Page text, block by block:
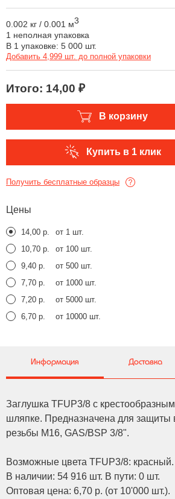
0.002 кг / 0.001 м3
1 неполная упаковка
В 1 упаковке: 5 000 шт.
Добавить 4,999 шт. до полной упаковки
Итого: 14,00 ₽
В корзину
Купить в 1 клик
Получить бесплатные образцы
Цены
14,00 р.
от 1 шт.
10,70 р.
от 100 шт.
9,40 р.
от 500 шт.
7,70 р.
от 1000 шт.
7,20 р.
от 5000 шт.
6,70 р.
от 10000 шт.
Информация Доставка
Заглушка TFUP3/8 с
шляпке. Предназначена для защиты
резьбы M16, GAS/BSP 3/8".
Возможные цвета TFUP3/8: красный.
В наличии: 54 916 шт. В пути: 0 шт.
Оптовая цена: 6,70 р. (от 10'000 шт.).